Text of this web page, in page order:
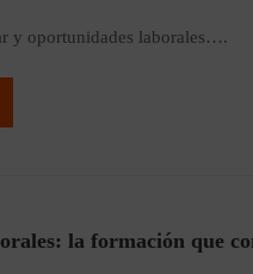
y oportunidades laborales….
la formación que